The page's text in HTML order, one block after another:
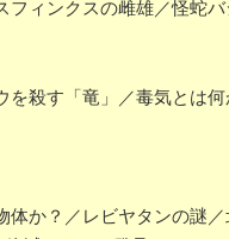
ィンクスの雌雄／怪蛇
殺す「竜」／毒気とは
か？／レビヤタンの謎